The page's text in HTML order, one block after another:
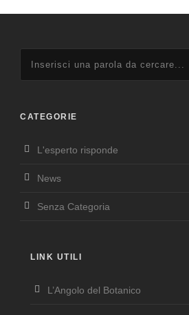
CATEGORIE
L'esperto risponde
News
Senza Categoria
LINK UTILI
L’Angolo del Botanico